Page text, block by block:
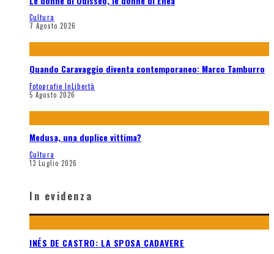
Cultura
7 Agosto 2026
Quando Caravaggio diventa contemporaneo: Marco Tamburro
Fotografie InLibertà
5 Agosto 2026
Medusa, una duplice vittima?
Cultura
13 Luglio 2026
In evidenza
INÉS DE CASTRO: LA SPOSA CADAVERE